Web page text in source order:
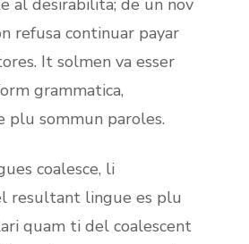
al desirabilita; de un nov
refusa continuar payar
It solmen va esser
grammatica,
plu sommun paroles.
coalesce, li
resultant lingue es plu
quam ti del coalescent